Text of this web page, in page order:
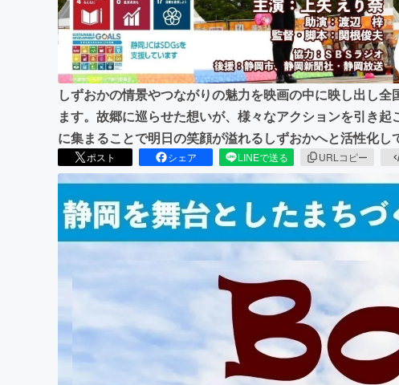
しずおかの情景やつながりの魅力を映画の中に映し出し
ます。故郷に巡らせた想いが、様々なアクションを引き
に集まることで明日の笑顔が溢れるしずおかへと活性化し
ポスト シェア LINEで送る URLコピー